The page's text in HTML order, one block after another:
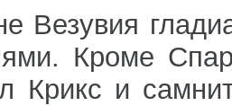
Везувия
Кроме
Крикс и